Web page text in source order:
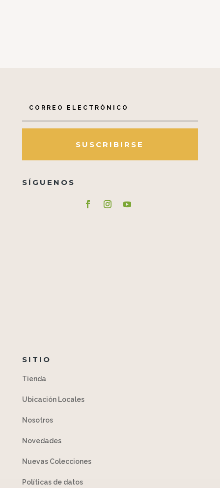
SUSCRIBIRSE
SÍGUENOS
SITIO
Tienda
Ubicación Locales
Nosotros
Novedades
Nuevas Colecciones
Políticas de datos